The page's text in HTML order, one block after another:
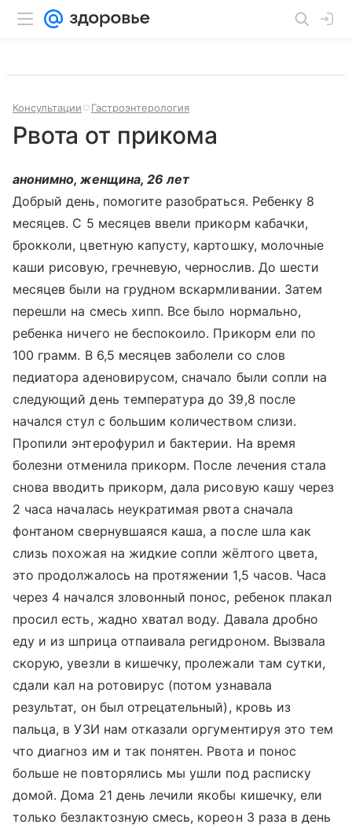
Консультации Гастроэнтерология
Рвота от прикома
анонимно, женщина, 26 лет
Добрый день, помогите разобраться. Ребенку 8
месяцев. С 5 месяцев ввели прикорм кабачки,
брокколи, цветную капусту, картошку, молочные
каши рисовую, гречневую, чернослив. До шести
месяцев были на грудном вскармливании. Затем
перешли на смесь хипп. Все было нормально,
ребенка ничего не беспокоило. Прикорм ели по
100 грамм. В 6,5 месяцев заболели со слов
педиатора аденовирусом, сначало были сопли на
следующий день температура до 39,8 после
начался стул с большим количеством слизи.
Пропили энтерофурил и бактерии. На время
болезни отменила прикорм. После лечения стала
снова вводить прикорм, дала рисовую кашу через
2 часа началась неукратимая рвота сначала
фонтаном свернувшаяся каша, а после шла как
слизь похожая​ на жидкие сопли жёлтого цвета,
это продолжалось на протяжении 1,5 часов. Часа
через 4 начался зловонный понос, ребенок плакал
просил есть, жадно хватал воду. Давала дробно
еду и из шприца отпаивала регидроном. Вызвала
скорую, увезли в кишечку, пролежали там сутки,
сдали кал на ротовирус (потом узнавала
результат, он был отрецательный), кровь из
пальца, в УЗИ нам отказали оргументируя это тем
что диагноз им и так понятен. Рвота и понос
больше не повторялись мы ушли под расписку
домой. Дома 21 день лечили якобы кишечку, ели
только безлактозную смесь, кореон 3 раза в день